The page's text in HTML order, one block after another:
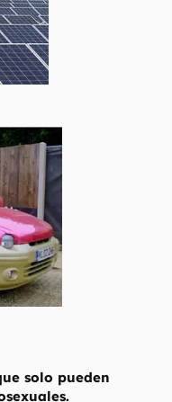
solo pueden